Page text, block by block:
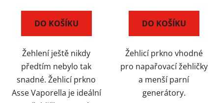
DO KOŠÍKU
Žehlení ještě nikdy
předtím nebylo tak
snadné. Žehlicí prkno
Asse Vaporella je ideální
DO KOŠÍKU
Žehlicí prkno vhodné
pro napařovací žehličky
a menší parní
generátory.